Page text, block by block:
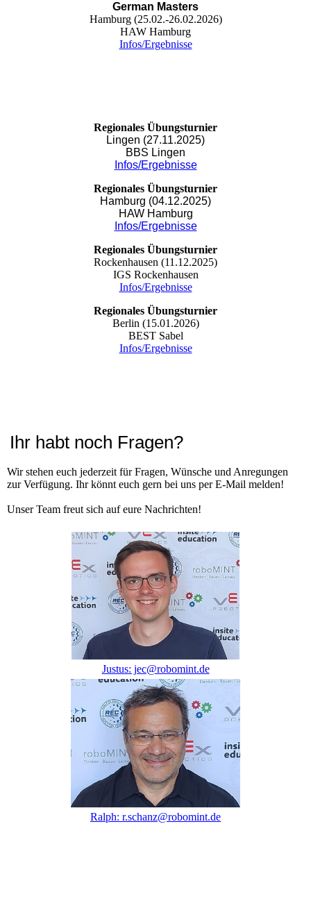
German Masters
Hamburg (25.02.-26.02.2026)
HAW Hamburg
Infos/Ergebnisse
Regionales Übungsturnier
Lingen (27.11.2025)
BBS Lingen
Infos/Ergebnisse
Regionales Übungsturnier
Hamburg (04.12.2025)
HAW Hamburg
Infos/Ergebnisse
Regionales Übungsturnier
Rockenhausen (11.12.2025)
IGS Rockenhausen
Infos/Ergebnisse
Regionales Übungsturnier
Berlin (15.01.2026)
BEST Sabel
Infos/Ergebnisse
Ihr habt noch Fragen?
Wir stehen euch jederzeit für Fragen, Wünsche und Anregungen
zur Verfügung. Ihr könnt euch gern bei uns per E-Mail melden!
Unser Team freut sich auf eure Nachrichten!
Justus: jec@robomint.de
Ralph: r.schanz@robomint.de